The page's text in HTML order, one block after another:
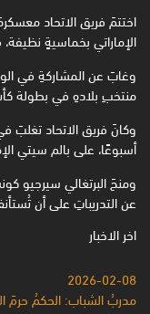
اختتمَ فريق الاتحاد
الإماراتي بخماسيةٍ نظيفة،
وغابَ عن المشاركةِ في
منتخبِ بلادهِ في بطولة
وكانَ فريق الاتحاد تغلبَ
أسبوعًا، على بالم سيتي
ومنحَ البرتغالي سيرجيو
عن التدريباتِ على أن
اخر الاخبار
2026-02-08
مدربُ الشباب: الحكمُ حرمَ